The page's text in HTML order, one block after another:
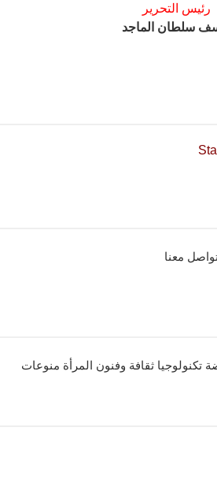
رئيس التحرير
سلطان الماجد
معنا
تكنولوجيا ثقافة وفنون المرأة منوعات